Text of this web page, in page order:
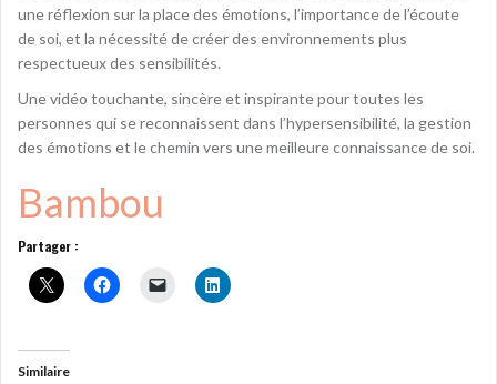
une réflexion sur la place des émotions, l’importance de l’écoute
de soi, et la nécessité de créer des environnements plus
respectueux des sensibilités.
Une vidéo touchante, sincère et inspirante pour toutes les
personnes qui se reconnaissent dans l’hypersensibilité, la gestion
des émotions et le chemin vers une meilleure connaissance de soi.
Bambou
Partager :
Similaire